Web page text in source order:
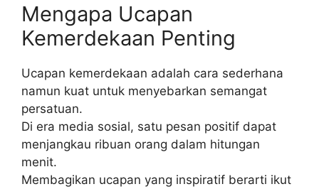
Mengapa Ucapan
Kemerdekaan Penting
Ucapan kemerdekaan adalah cara sederhana
namun kuat untuk menyebarkan semangat
persatuan.
Di era media sosial, satu pesan positif dapat
menjangkau ribuan orang dalam hitungan
menit.
Membagikan ucapan yang inspiratif berarti ikut